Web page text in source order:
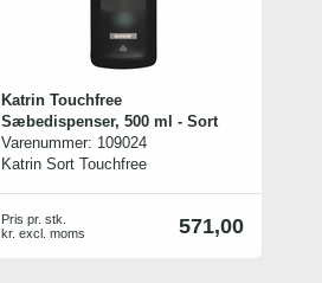
Katrin Touchfree
Sæbedispenser, 500 ml - Sort
Varenummer: 109024
Katrin Sort Touchfree
touchfree dispenser opnår du en af
571,00
Pris pr. stk.
kr. excl. moms